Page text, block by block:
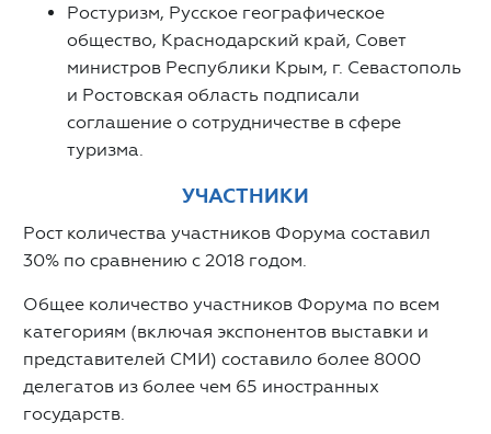
Ростуризм, Русское географическое
общество, Краснодарский край, Совет
министров Республики Крым, г. Севастополь
и Ростовская область подписали
соглашение о сотрудничестве в сфере
туризма.
УЧАСТНИКИ
Рост количества участников Форума составил
30% по сравнению с 2018 годом.
Общее количество участников Форума по всем
категориям (включая экспонентов выставки и
представителей СМИ) составило более 8000
делегатов из более чем 65 иностранных
государств.